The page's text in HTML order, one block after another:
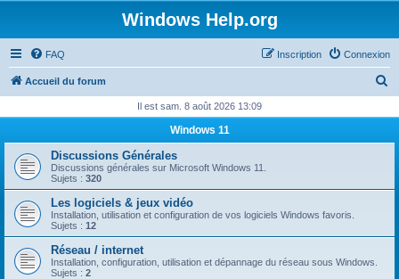
Windows Help.org
FAQ Connexion
Inscription
Accueil du forum
h
r
Il est sam. 8 août 2026 13:09
Windows 11
Discussions Générales
Discussions générales sur Microsoft Windows 11.
Sujets : 320
Les logiciels & jeux vidéo
Installation, utilisation et configuration de vos logiciels Windows favoris.
Sujets : 12
Réseau / internet
Installation, configuration, utilisation et dépannage du réseau sous Windows.
Sujets : 2